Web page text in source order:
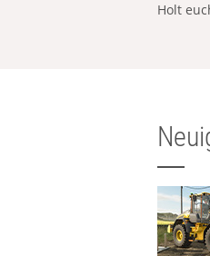
Holt